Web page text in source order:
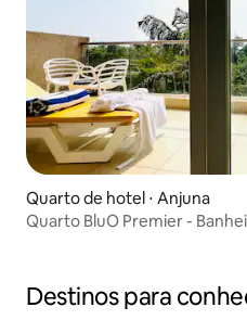
Quarto de hotel ⋅ Anjuna
Quarto BluO Premier -
Destinos para